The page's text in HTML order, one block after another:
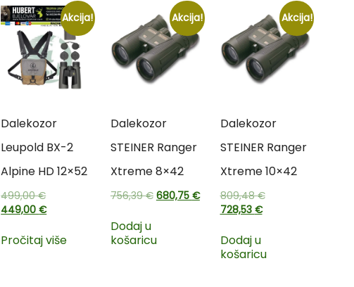
Akcija!
Dalekozor
Leupold BX-2
Alpine HD 12×52
499,00€
449,00€
Pročitaj više
Akcija!
Dalekozor
STEINER Ranger
Xtreme 8×42
756,39€ 680,75 €
Dodaj u
košaricu
Akcija!
Dalekozor
STEINER Ranger
Xtreme 10×42
809,48€
728,53 €
Dodaj u
košaricu